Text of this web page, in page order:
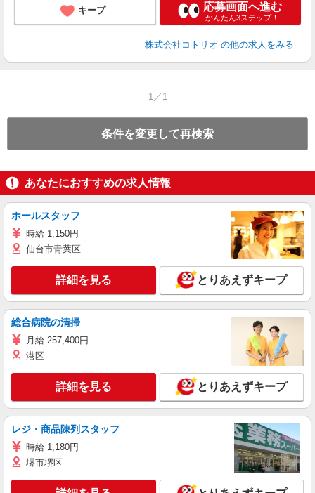
キープ 応募画面へ進む
かんたん3ステップ！
株式会社コトリオ の他の求人をみる
1／1
条件を変更して再検索
あなたにおすすめの求人情報
ホールスタッフ
時給 1,150円
仙台市青葉区
詳細を見る とりあえずキープ
総合病院の清掃
月給 257,400円
港区
詳細を見る とりあえずキープ
レジ・商品陳列スタッフ
時給 1,180円
堺市堺区